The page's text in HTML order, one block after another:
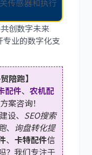
传感器和执行
创数字未来
业的数字化支
陪跑】
配件、 农机配
方案咨询！
设、 SEO搜索
、 询盘转化提
、 卡特配件信
？我们专注于